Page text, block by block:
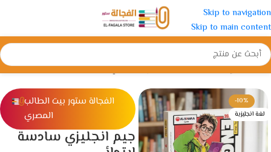
Skip to navigation
Skip to main content
الرئيسية/الإبتدائية/الصف السادس الأبتدائي
-10%
لغة انجليزية
الفجالة ستور بيت الطالب
المصري
جيم انجليزي سادسة